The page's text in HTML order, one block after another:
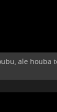
ale houba